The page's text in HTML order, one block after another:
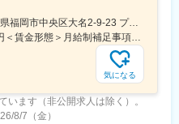
＜勤務地詳細＞本社住所：福岡県福岡市中央区大名2-9-23 プリオ福岡ビル勤務地最寄駅：地下鉄空港線／天神駅受動喫煙対策：屋内全面禁煙変更の範囲：会社の定める事業所
＜予定年収＞320万円～550万円＜賃金形態＞月給制補足事項なし＜賃金内訳＞月額（基本給）：200,000円～246,000円その他固定手当/月：20,000円～110,000円＜月給＞220,000円～356,000円＜昇給有無＞有＜残業手当＞有＜給与補足＞※実際の年収は面談・面接後に経歴や能力に応じて決定します※求人票の想定年収に当てはまらないケースも発生する可能性があります賞与年2回（2025年度実績4.4ヶ月）、昇給年1回住宅補助手当、家族手当、残業手当、休日出勤手当など賃金はあくまでも目安の金額であり、選考を通じて上下する可能性があります。月給(月額)は固定手当を含めた表記です。
気になる
います（非公開求人は除く）。
8/7（金）